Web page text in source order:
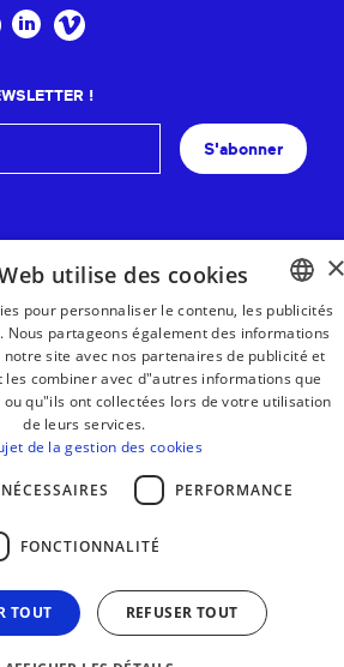
!
S'abonner
LÉGALES CONTACT
BASQUE
FRENCH
utilise des cookies
pour personnaliser le contenu, les publicités
partageons également des informations
site avec nos partenaires de publicité et
les combiner avec d"autres informations que
qu"ils ont collectées lors de votre utilisation
de leurs services.
de la gestion des cookies
PERFORMANCE
FONCTIONNALITÉ
TOUT REFUSER TOUT